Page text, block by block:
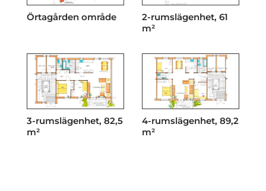
Örtagården område
2-rumslägenhet, 61
m²
3-rumslägenhet, 82,5
m²
4-rumslägenhet, 89,2
m²